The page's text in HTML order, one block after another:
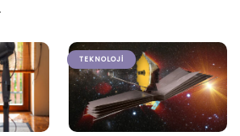
TEKNOLOJI